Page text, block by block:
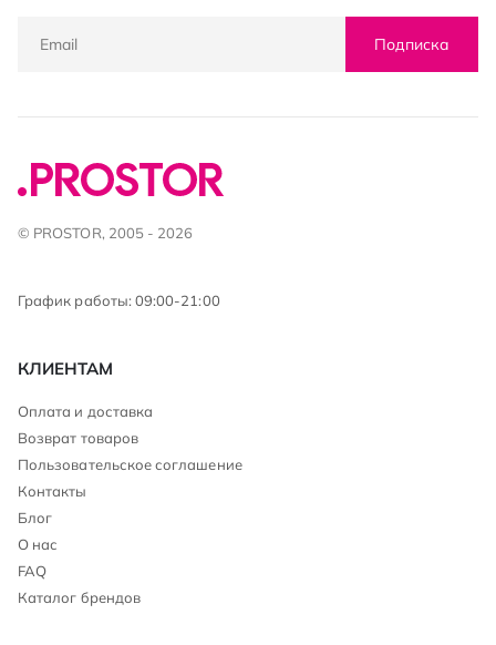
Подписка
© PROSTOR, 2005 - 2026
График работы: 09:00-21:00
КЛИЕНТАМ
Оплата и доставка
Возврат товаров
Пользовательское соглашение
Контакты
Блог
О нас
FAQ
Каталог брендов